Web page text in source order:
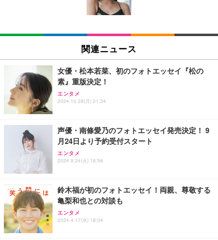
【Amazon.co.jp限定】「Juice=Juice Concert 202
判ブロマイド5枚セット) [Blu-ray]
￥11,000
日下部ほたる どんどんやる気になる！日下部式学習
法[DVD]
King & Prince DOME TOUR 2026 ～STARRING～
(初回限定盤)(2枚組) [Blu-ray]
Aぇ! group LIVE TOUR 2025 D.N.A (初回盤)(2枚組)
[Blu-ray]
関連ニュース
女優・松本若菜、初のフォトエッセイ『松の
素』重版決定！
エンタメ
2024.10.28(月) 21:34
声優・南條愛乃のフォトエッセイ発売決定！ 9
月24日より予約受付スタート
エンタメ
2024.9.24(火) 18:56
鈴木福が初のフォトエッセイ！両親、尊敬する
亀梨和也との対談も
エンタメ
2024.4.17(水) 18:04